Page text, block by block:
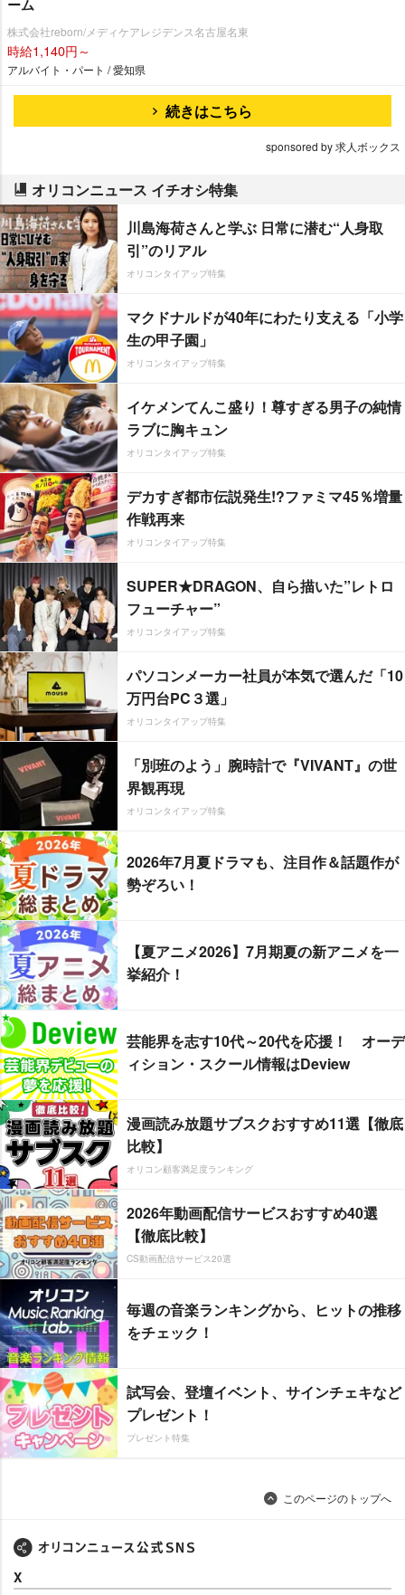
ーム
株式会社reborn/メディケアレジデンス名古屋名東
時給1,140円～
アルバイト・パート / 愛知県
続きはこちら
sponsored by 求人ボックス
オリコンニュース イチオシ特集
川島海荷さんと学ぶ 日常に潜む“人身取
引”のリアル
オリコンタイアップ特集
マクドナルドが40年にわたり支える「小学
生の甲子園」
オリコンタイアップ特集
イケメンてんこ盛り！尊すぎる男子の純情
ラブに胸キュン
オリコンタイアップ特集
デカすぎ都市伝説発生!?ファミマ45％増量
作戦再来
オリコンタイアップ特集
SUPER★DRAGON、自ら描いた”レトロ
フューチャー”
オリコンタイアップ特集
パソコンメーカー社員が本気で選んだ「10
万円台PC３選」
オリコンタイアップ特集
「別班のよう」腕時計で『VIVANT』の世
界観再現
オリコンタイアップ特集
2026年7月夏ドラマも、注目作＆話題作が
勢ぞろい！
【夏アニメ2026】7月期夏の新アニメを一
挙紹介！
芸能界を志す10代～20代を応援！ オーデ
ィション・スクール情報はDeview
漫画読み放題サブスクおすすめ11選【徹底
比較】
オリコン顧客満足度ランキング
2026年動画配信サービスおすすめ40選
【徹底比較】
CS動画配信サービス20選
毎週の音楽ランキングから、ヒットの推移
をチェック！
試写会、登壇イベント、サインチェキなど
プレゼント！
プレゼント特集
このページのトップへ
X